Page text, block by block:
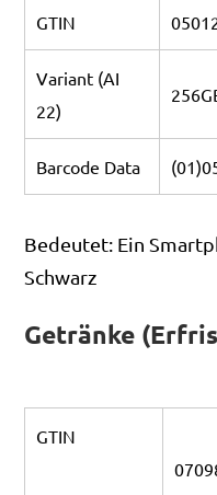
GTIN
Variant (AI
22)
Barcode Data
Bedeutet: Ein
Schwarz
Getränke
GTIN